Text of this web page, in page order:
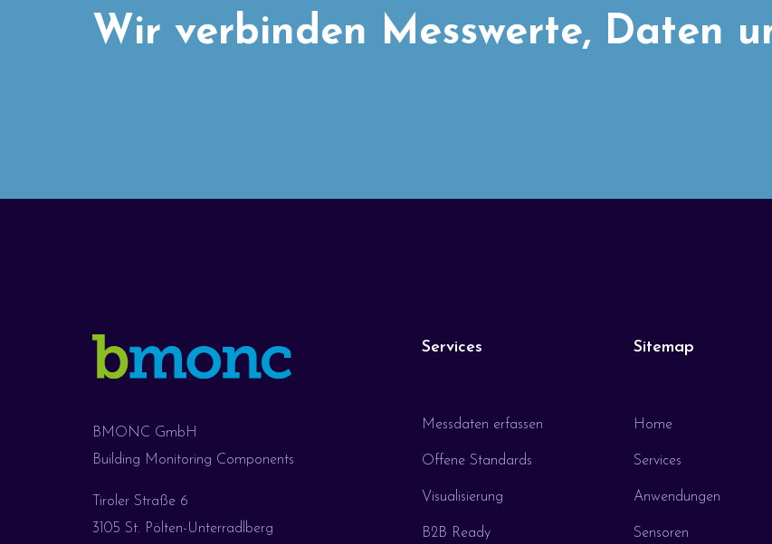
Wir verbinden Messwerte, Daten
BMONC GmbH
Building Monitoring Components
Tiroler Straße 6
3105 St. Pölten-Unterradlberg
Services
Messdaten erfassen
Offene Standards
Visualisierung
B2B Ready
Sitemap
Home
Services
Anwendungen
Sensoren